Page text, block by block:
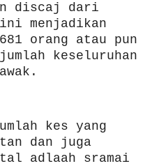
discaj dari
menjadikan
orang atau pun
keseluruhan
kes yang
dan juga
adlaah sramai